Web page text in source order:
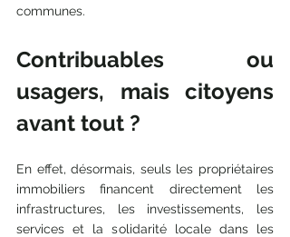
communes.
Contribuables ou
usagers, mais citoyens
avant tout ?
En effet, désormais, seuls les propriétaires
immobiliers financent directement les
infrastructures, les investissements, les
services et la solidarité locale dans les